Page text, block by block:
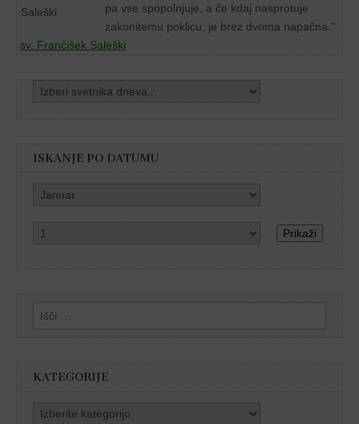
pa vse spopolnjuje, a če kdaj nasprotuje
zakonitemu poklicu, je brez dvoma napačna."
sv. Frančišek Saleški
ISKANJE PO DATUMU
Prikaži
Išči:
KATEGORIJE
Kategorije